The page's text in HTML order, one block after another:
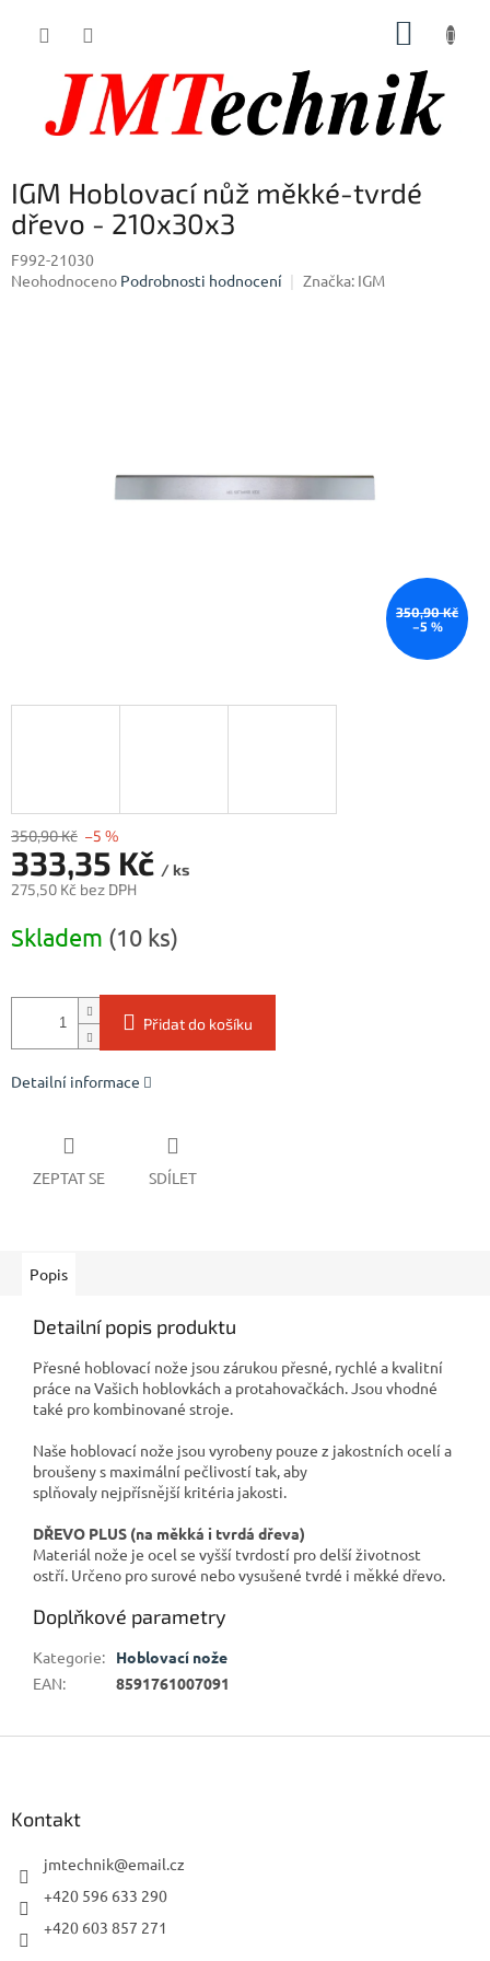
IGM Hoblovací nůž měkké-tvrdé
dřevo - 210x30x3
F992-21030
Průměrné
Neohodnoceno Podrobnosti hodnocení Značka: IGM
350,90 Kč
–5 %
350,90 Kč –5 %
333,35 Kč / ks
275,50 Kč bez DPH
cena:
Skladem (10 ks)
Přidat do košíku
Detailní informace
ZEPTAT SE SDÍLET
Popis
Detailní popis produktu
Přesné hoblovací nože jsou zárukou přesné, rychlé a kvalitní
práce na Vašich hoblovkách a protahovačkách. Jsou vhodné
také pro kombinované stroje.
Naše hoblovací nože jsou vyrobeny pouze z jakostních ocelí a
broušeny s maximální pečlivostí tak, aby
splňovaly nejpřísnější kritéria jakosti.
DŘEVO PLUS (na měkká i tvrdá dřeva)
Materiál nože je ocel se vyšší tvrdostí pro delší životnost
ostří. Určeno pro surové nebo vysušené tvrdé i měkké dřevo.
Doplňkové parametry
Kategorie:
Hoblovací nože
EAN: 8591761007091
Kontakt
jmtechnik@email.cz
+420 596 633 290
+420 603 857 271